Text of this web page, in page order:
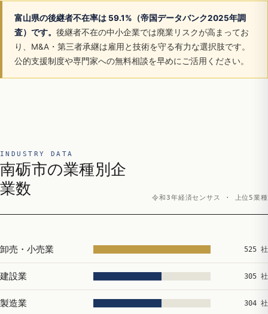
富山県の後継者不在率は 59.1%（帝国データバンク2025年調
査）です。 後継者不在の中小企業では廃業リスクが高まってお
り、M&A・第三者承継は雇用と技術を守る有力な選択肢です。
公的支援制度や専門家への無料相談を早めにご活用ください。
INDUSTRY DATA
南砺市の業種別企
業数
令和3年経済センサス · 上位5業種
卸売・小売業 525 社
建設業 305 社
製造業 304 社